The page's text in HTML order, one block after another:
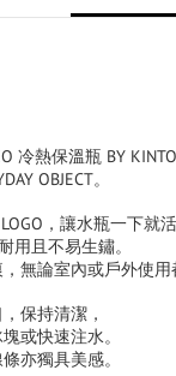
冷熱保溫瓶 BY KINTO
OBJECT。
，讓水瓶一下就
用且不易生鏽。
無論室內或戶外使用
保持清潔，
或快速注水。
亦獨具美感。